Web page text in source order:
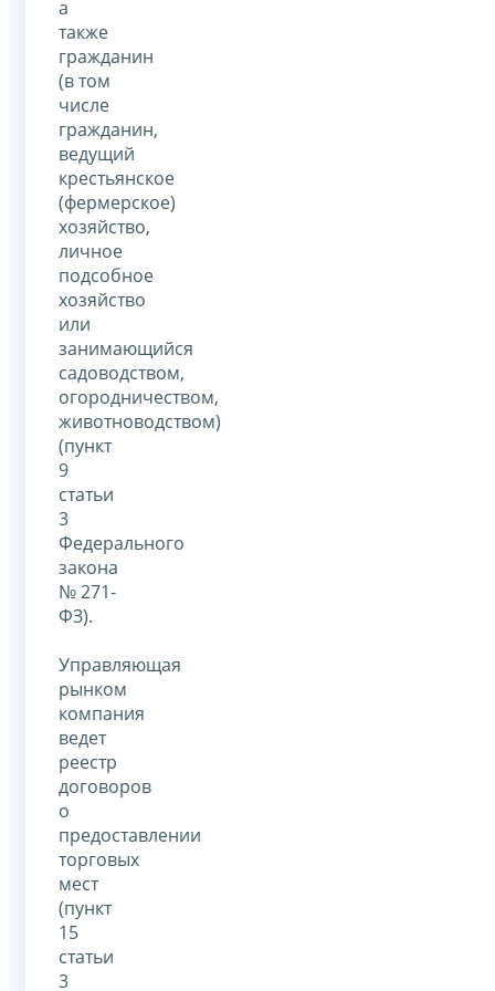
а
также
гражданин
(в том
числе
гражданин,
ведущий
крестьянское
(фермерское)
хозяйство,
личное
подсобное
хозяйство
или
занимающийся
садоводством,
огородничеством,
животноводством)
(пункт
9
статьи
3
Федерального
закона
№ 271-
ФЗ).
Управляющая
рынком
компания
ведет
реестр
договоров
о
предоставлении
торговых
мест
(пункт
15
статьи
3